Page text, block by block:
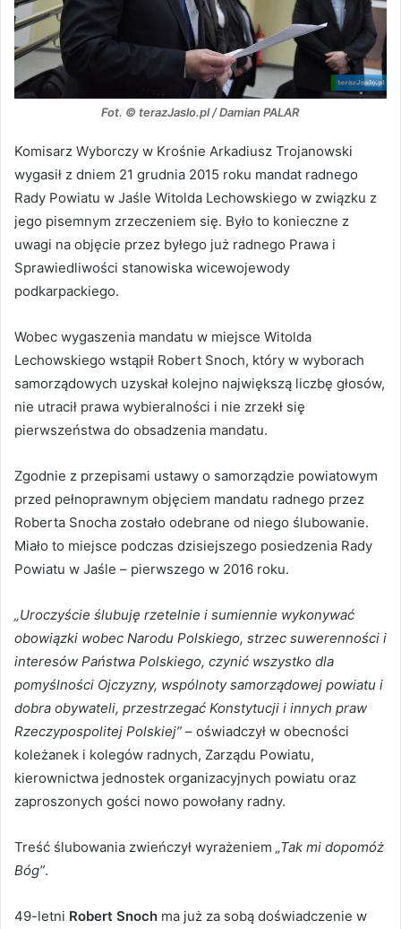
Fot. © terazJaslo.pl / Damian PALAR
Komisarz Wyborczy w Krośnie Arkadiusz Trojanowski
wygasił z dniem 21 grudnia 2015 roku mandat radnego
Rady Powiatu w Jaśle Witolda Lechowskiego w związku z
jego pisemnym zrzeczeniem się. Było to konieczne z
uwagi na objęcie przez byłego już radnego Prawa i
Sprawiedliwości stanowiska wicewojewody
podkarpackiego.
Wobec wygaszenia mandatu w miejsce Witolda
Lechowskiego wstąpił Robert Snoch, który w wyborach
samorządowych uzyskał kolejno największą liczbę głosów,
nie utracił prawa wybieralności i nie zrzekł się
pierwszeństwa do obsadzenia mandatu.
Zgodnie z przepisami ustawy o samorządzie powiatowym
przed pełnoprawnym objęciem mandatu radnego przez
Roberta Snocha zostało odebrane od niego ślubowanie.
Miało to miejsce podczas dzisiejszego posiedzenia Rady
Powiatu w Jaśle – pierwszego w 2016 roku.
„Uroczyście ślubuję rzetelnie i sumiennie wykonywać
obowiązki wobec Narodu Polskiego, strzec suwerenności i
interesów Państwa Polskiego, czynić wszystko dla
pomyślności Ojczyzny, wspólnoty samorządowej powiatu i
dobra obywateli, przestrzegać Konstytucji i innych praw
Rzeczypospolitej Polskiej” – oświadczył w obecności
koleżanek i kolegów radnych, Zarządu Powiatu,
kierownictwa jednostek organizacyjnych powiatu oraz
zaproszonych gości nowo powołany radny.
Treść ślubowania zwieńczył wyrażeniem „Tak mi dopomóż
Bóg”.
49-letni Robert Snoch ma już za sobą doświadczenie w